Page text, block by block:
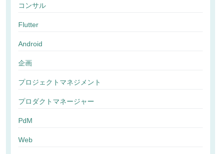
コンサル
Flutter
Android
企画
プロジェクトマネジメント
プロダクトマネージャー
PdM
Web